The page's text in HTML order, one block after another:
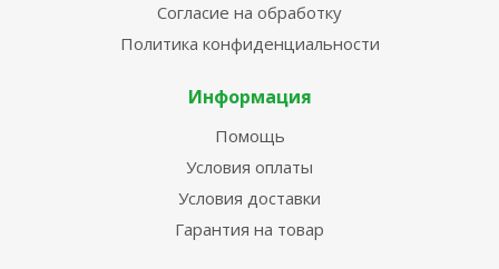
Согласие на обработку
Политика конфиденциальности
Информация
Помощь
Условия оплаты
Условия доставки
Гарантия на товар